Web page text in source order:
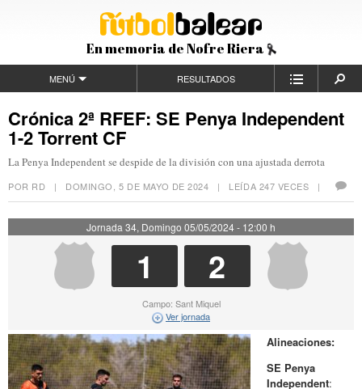
En memoria de Nofre Riera
MENÚ RESULTADOS
Crónica 2ª RFEF: SE Penya Independent
1-2 Torrent CF
La Penya Independent se despide de la división con una ajustada derrota
POR RD | DOMINGO, 5 DE MAYO DE 2024 | LEÍDA 247 VECES |
Jornada 34, Domingo 05/05/2024 - 12:00 h
1 2
Campo: Sant Miquel
Ver jornada
Alineaciones:
SE Penya
Independent: